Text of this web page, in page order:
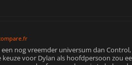
nog vreemder universum dan
keuze voor Dylan als hoofdpersoon zou